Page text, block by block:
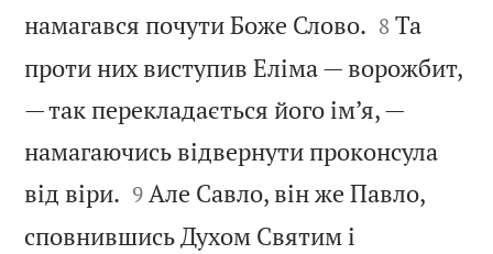
намагався почути Боже Слово. 

8 Та
проти них виступив Еліма — ворожбит,
— так перекладається його ім’я, —
намагаючись відвернути проконсула
від віри. 

9 Але Савло, він же Павло,
сповнившись Духом Святим і